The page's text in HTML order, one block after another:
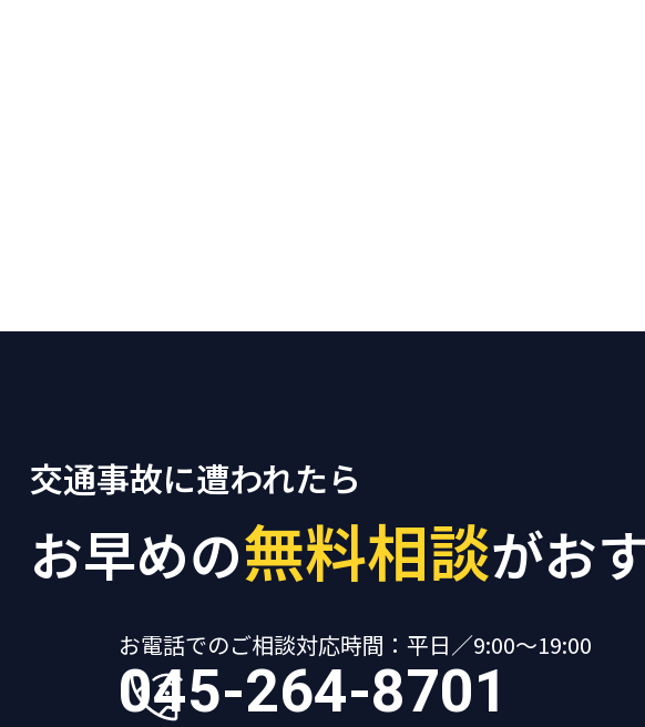
交通事故に遭われたら
お早めの無料相談がお
お電話でのご相談対応時間：平日／9:00～19:00
045-264-8701